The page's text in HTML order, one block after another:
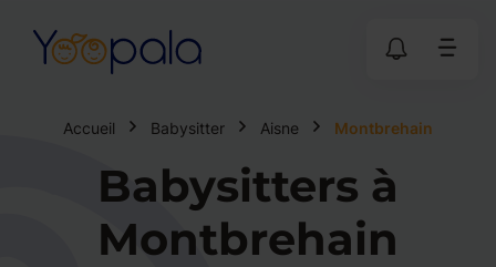
Accueil Babysitter Aisne Montbrehain
Babysitters à
Montbrehain